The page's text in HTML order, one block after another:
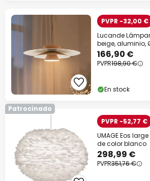
PVPR -32,00 €
Lucande
beige, aluminio,
166,90 €
PVPR198,90 €
En stock
Patrocinado
PVPR -52,77 €
UMAGE Eos
de color blanco
298,99 €
PVPR351,76 €